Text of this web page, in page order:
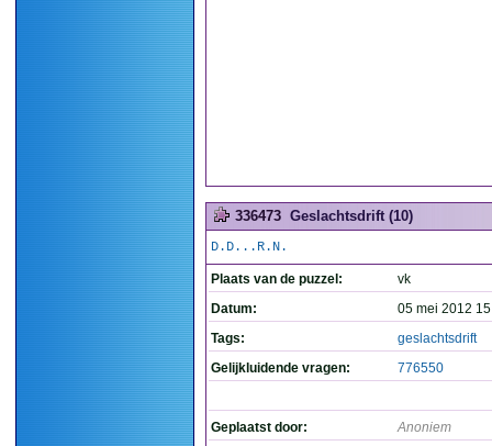
336473 Geslachtsdrift (10)
D.D...R.N.
Plaats van de puzzel:
vk
Datum:
05 mei 2012
Tags:
geslachtsdrift
Gelijkluidende vragen:
776550
Geplaatst door: Anoniem